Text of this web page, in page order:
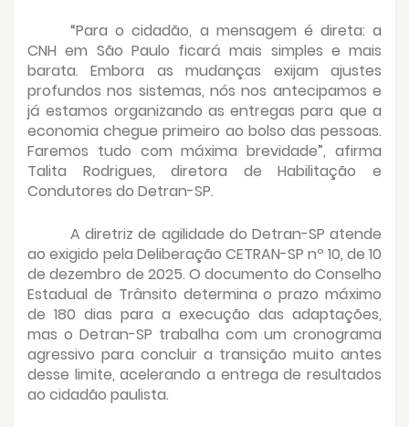
“Para o cidadão, a mensagem é direta: a
CNH em São Paulo ficará mais simples e mais
barata. Embora as mudanças exijam ajustes
profundos nos sistemas, nós nos antecipamos e
já estamos organizando as entregas para que a
economia chegue primeiro ao bolso das pessoas.
Faremos tudo com máxima brevidade”, afirma
Talita Rodrigues, diretora de Habilitação e
Condutores do Detran-SP.
A diretriz de agilidade do Detran-SP atende
ao exigido pela Deliberação CETRAN-SP nº 10, de 10
de dezembro de 2025. O documento do Conselho
Estadual de Trânsito determina o prazo máximo
de 180 dias para a execução das adaptações,
mas o Detran-SP trabalha com um cronograma
agressivo para concluir a transição muito antes
desse limite, acelerando a entrega de resultados
ao cidadão paulista.